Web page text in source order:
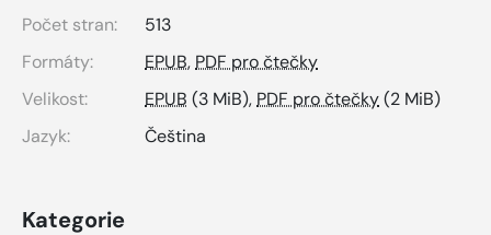
Počet stran:
513
Formáty:
EPUB, PDF pro čtečky
Velikost:
EPUB (3 MiB), PDF pro čtečky(2 MiB)
Jazyk:
Čeština
Kategorie